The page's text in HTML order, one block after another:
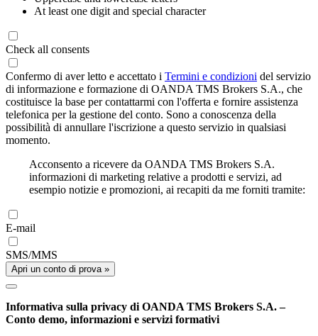
At least one digit and special character
Check all consents
Confermo di aver letto e accettato i Termini e condizioni del servizio
di informazione e formazione di OANDA TMS Brokers S.A., che
costituisce la base per contattarmi con l'offerta e fornire assistenza
telefonica per la gestione del conto. Sono a conoscenza della
possibilità di annullare l'iscrizione a questo servizio in qualsiasi
momento.
Acconsento a ricevere da OANDA TMS Brokers S.A.
informazioni di marketing relative a prodotti e servizi, ad
esempio notizie e promozioni, ai recapiti da me forniti tramite:
E-mail
SMS/MMS
Apri un conto di prova »
Informativa sulla privacy di OANDA TMS Brokers S.A. –
Conto demo, informazioni e servizi formativi